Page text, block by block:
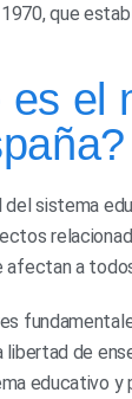
que
es el
del sistema
afectan a
libertad de
educativo y